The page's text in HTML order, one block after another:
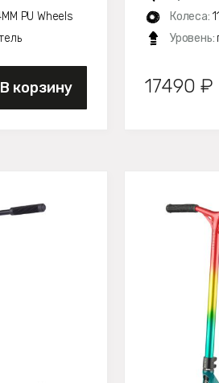
PU Wheels
В корзину
Колеса:
Уровень:
17490 ₽